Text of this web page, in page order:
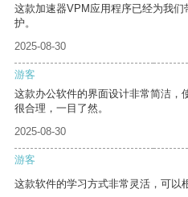
这款加速器VPM应用程序已经为我
护。
2025-08-30
游客
这款办公软件的界面设计非常简洁，
很合理，一目了然。
2025-08-30
游客
这款软件的学习方式非常灵活，可以